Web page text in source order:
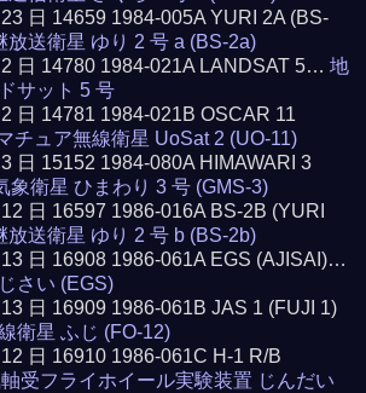
日 14659 1984-005A YURI 2A (BS-
放送衛星 ゆり 2 号 a (BS-2a)
2 日 14780 1984-021A LANDSAT 5…地
サット 5 号
日 14781 1984-021B OSCAR 11
チュア無線衛星 UoSat 2 (UO-11)
日 15152 1984-080A HIMAWARI 3
象衛星 ひまわり 3 号 (GMS-3)
日 16597 1986-016A BS-2B (YURI
放送衛星 ゆり 2 号 b (BS-2b)
日 16908 1986-061A EGS (AJISAI)…
さい (EGS)
日 16909 1986-061B JAS 1 (FUJI 1)
衛星 ふじ (FO-12)
日 16910 1986-061C H-1 R/B
受フライホイール実験装置 じんだい